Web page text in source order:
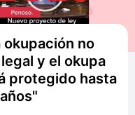
okupación no
y el okupa
protegido hasta